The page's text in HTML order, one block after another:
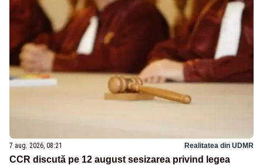
7 aug. 2026, 08:21 Realitatea din UDMR
CCR discută pe 12 august sesizarea privind legea